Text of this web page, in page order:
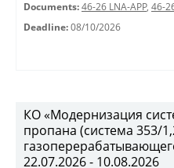
Documents: 46-26 LNA-APP, 46-
Deadline: 08/10/2026
КО «Модернизация
пропана (система 353/
22.07.2026 - 10.08.2026